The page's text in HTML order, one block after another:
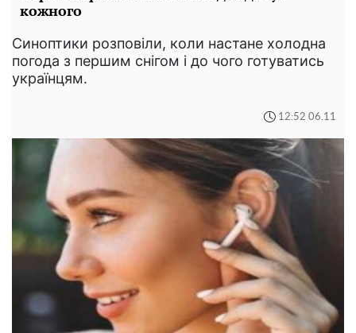
кожного
Синоптики розповіли, коли настане холодна
погода з першим снігом і до чого готуватись
українцям.
12:52 06.11